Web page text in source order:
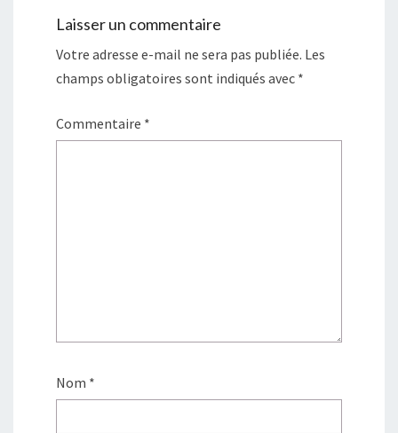
Laisser un commentaire
Votre adresse e-mail ne sera pas publiée. Les
champs obligatoires sont indiqués avec *
Commentaire *
Nom *